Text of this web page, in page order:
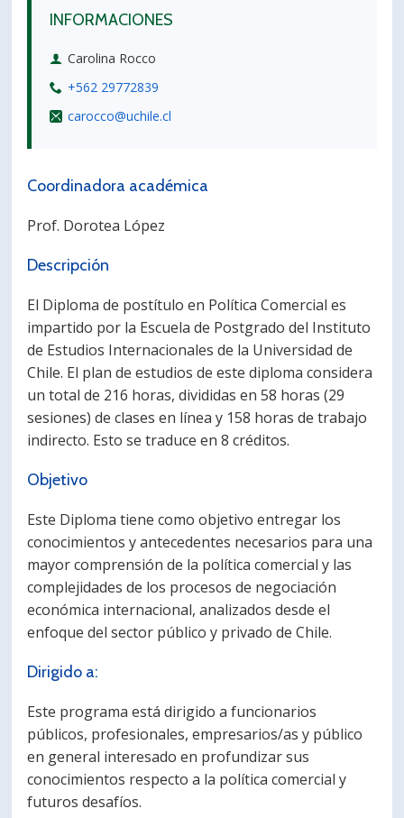
INFORMACIONES
Carolina Rocco
+562 29772839
carocco@uchile.cl
Coordinadora académica
Prof. Dorotea López
Descripción
El Diploma de postítulo en Política Comercial es
impartido por la Escuela de Postgrado del Instituto
de Estudios Internacionales de la Universidad de
Chile. El plan de estudios de este diploma considera
un total de 216 horas, divididas en 58 horas (29
sesiones) de clases en línea y 158 horas de trabajo
indirecto. Esto se traduce en 8 créditos.
Objetivo
Este Diploma tiene como objetivo entregar los
conocimientos y antecedentes necesarios para una
mayor comprensión de la política comercial y las
complejidades de los procesos de negociación
económica internacional, analizados desde el
enfoque del sector público y privado de Chile.
Dirigido a:
Este programa está dirigido a funcionarios
públicos, profesionales, empresarios/as y público
en general interesado en profundizar sus
conocimientos respecto a la política comercial y
futuros desafíos.